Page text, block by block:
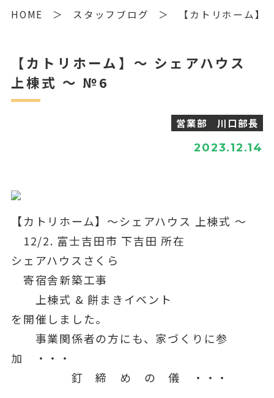
HOME スタッフブログ 【カトリホーム
【カトリホーム】～ シェアハウス
上棟式 〜 №6
営業部 川口部長
2023.12.14
【カトリホーム】〜シェアハウス 上棟式 〜
12/2. 富士吉田市 下吉田 所在
シェアハウスさくら
寄宿舎新築工事
上棟式 & 餅まきイベント
を開催しました。
事業関係者の方にも、家づくりに参
加 ・・・
釘 締 め の 儀 ・・・